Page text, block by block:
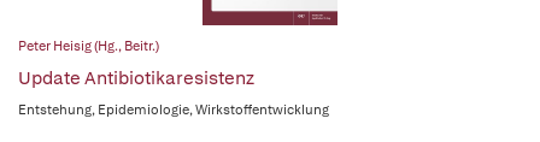
Peter Heisig (Hg., Beitr.)
Update Antibiotikaresistenz
Entstehung, Epidemiologie, Wirkstoffentwicklung